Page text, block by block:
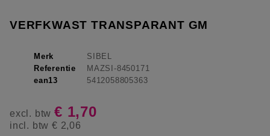
VERFKWAST TRANSPARANT GM
Merk
SIBEL
Referentie
MAZSI-8450171
ean13
5412058805363
excl. btw € 1,70
incl. btw € 2,06